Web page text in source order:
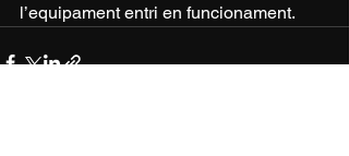
l’equipament entri en funcionament.